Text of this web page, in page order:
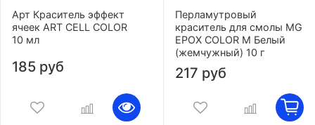
Арт Краситель эффект
ячеек ART CELL COLOR
10 мл
185 руб
Перламутровый
краситель для смолы MG
EPOX COLOR M Белый
(жемчужный) 10 г
217 руб